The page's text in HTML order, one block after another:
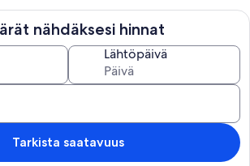
Rowing boat)
the villa, you`re welcomed by a very
plan living area. Its large, south facing
with light and offer nice views of the seafront
its elegant decor and open fireplace makes
time with family and friends any time of
nähdäksesi hinnat
Lähtöpäivä
Tarkista saatavuus